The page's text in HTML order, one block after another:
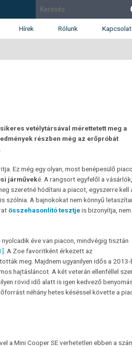
Hírek Rólunk Kapcsolat
vetélytársával mérettetett meg a
részben még az erőpróbát
Ez még egy olyan, most benépesülő
járműveké. A rangsort egyfelől a vásárlók,
szeretné hódítani a piacot, egyszerre kell
szólnia. A bajnokokat nem könnyű
összehasonlító tesztjeis bizonyítja, nem
nyolcadik éve van piacon, mindvégig tisztán
. A Zoe favoritként érkezett az
meg. Majdnem ugyanilyen idős a 2013-
hajtásláncot. A két veterán ellenféllel
rövid idő alatt is igen kedvező
néhány hetes késéssel követte a
Mini Cooper SE verhetetlen ebben a